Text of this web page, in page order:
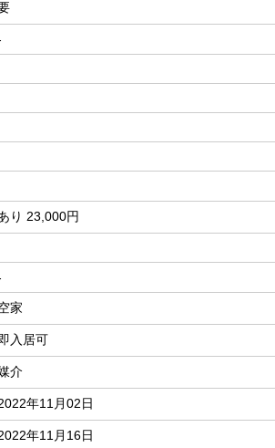
り 23,000円
家
入居可
介
年11月02日
年11月16日